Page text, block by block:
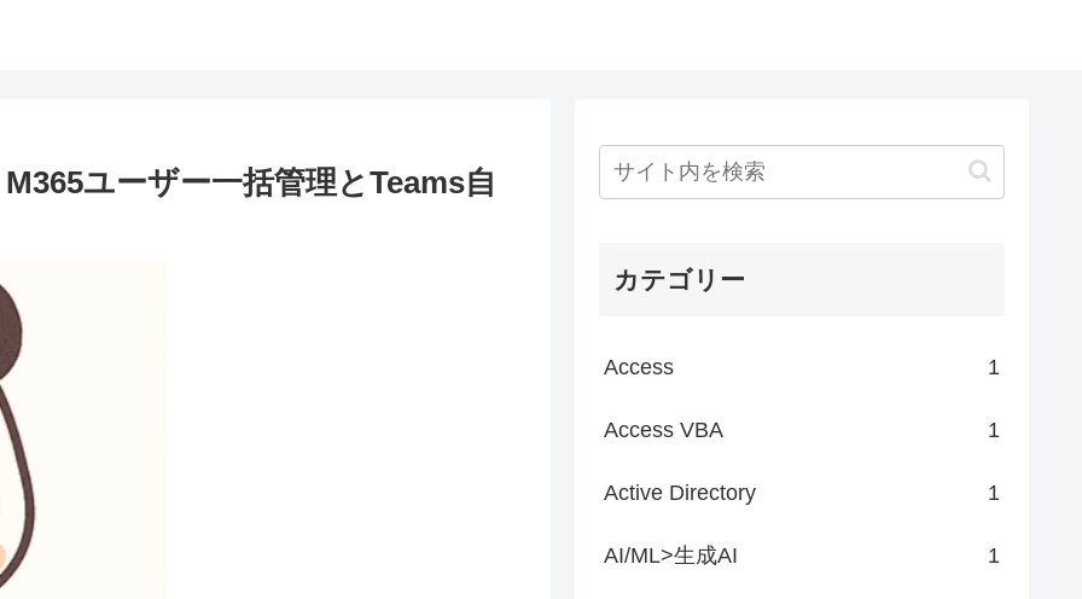
ユーザー一括管理とTeams自
カテゴリー
Access 1
Access VBA 1
Active Directory 1
AI/ML>生成AI 1